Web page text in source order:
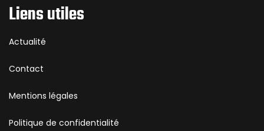
Liens utiles
Actualité
Contact
Mentions légales
Politique de confidentialité